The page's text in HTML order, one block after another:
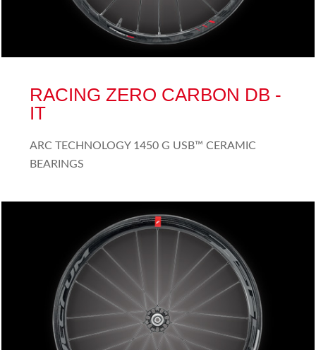
RACING ZERO CARBON DB -
IT
ARC TECHNOLOGY 1450 G USB™ CERAMIC
BEARINGS